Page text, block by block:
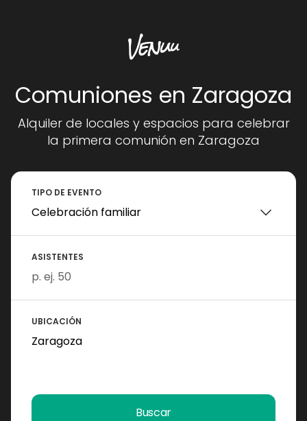
Comuniones en Zaragoza
Alquiler de locales y espacios para celebrar
la primera comunión en Zaragoza
TIPO DE EVENTO
ASISTENTES
UBICACIÓN
Buscar